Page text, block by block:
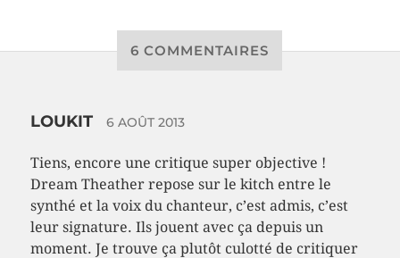
6 COMMENTAIRES
LOUKIT 6 AOÛT 2013
Tiens, encore une critique super objective !
Dream Theather repose sur le kitch entre le
synthé et la voix du chanteur, c’est admis, c’est
leur signature. Ils jouent avec ça depuis un
moment. Je trouve ça plutôt culotté de critiquer